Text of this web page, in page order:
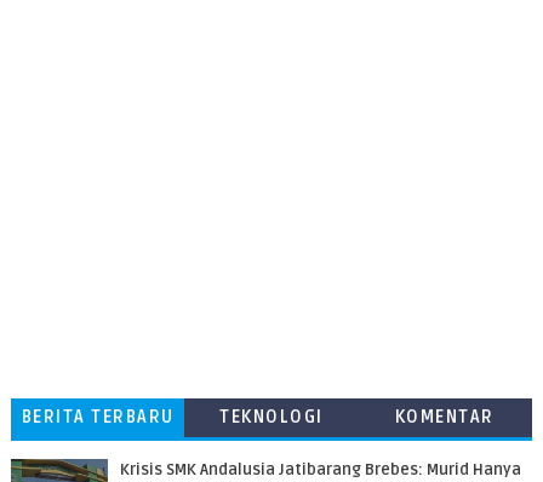
BERITA TERBARU TEKNOLOGI
KOMENTAR
Krisis SMK Andalusia Jatibarang Brebes: Murid Hanya